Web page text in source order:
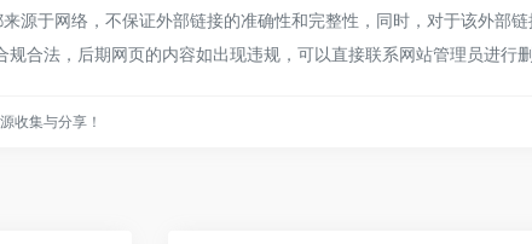
源于网络，不保证外部链接的准确性和完整性，同时，对于该外部
合法，后期网页的内容如出现违规，可以直接联系网站管理员进行
收集与分享！